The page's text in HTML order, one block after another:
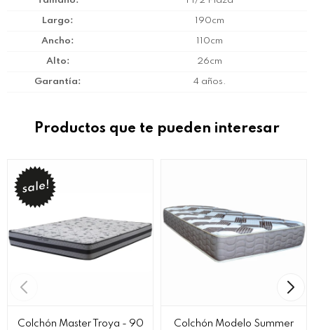
Largo 190cm
Ancho 110cm
Alto 26cm
Garantía 4 años.
Productos que te pueden interesar
Colchón Master Troya - 90
Colchón Modelo Summer